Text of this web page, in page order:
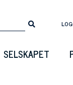
SELSKAPET